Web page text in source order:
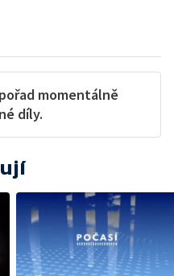
momentálně
díly.